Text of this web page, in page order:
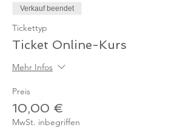
Verkauf beendet
Tickettyp
Ticket Online-Kurs
Mehr Infos
Preis
10,00 €
MwSt. inbegriffen